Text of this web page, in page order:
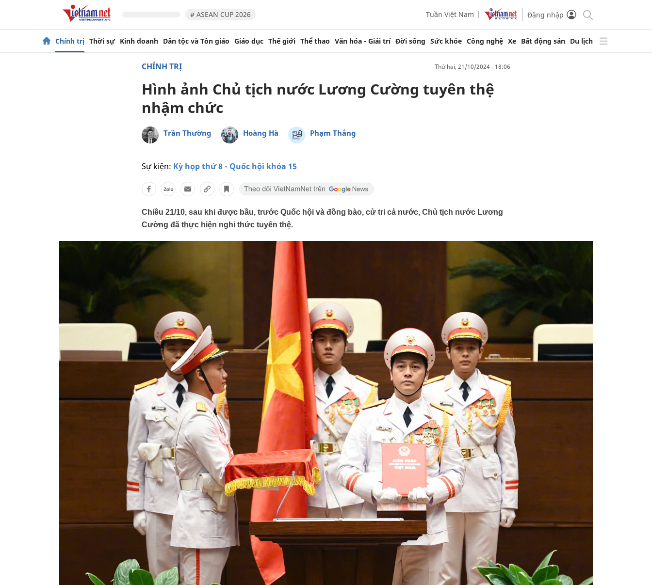
# ASEAN CUP 2026 Tuần Việt Nam Đăng nhập
Chính trị Thời sự Kinh doanh Dân tộc và Tôn giáo Giáo dục Thế giới Thể thao Văn hóa - Giải trí Đời sống Sức khỏe Công nghệ Xe Bất động sản Du lịch
CHÍNH TRỊ thứ hai, 21/10/2024 - 18:06
Hình ảnh Chủ tịch nước Lương Cường tuyên thệ
nhậm chức
Trần Thường Hoàng Hà Phạm Thắng
Sự kiện: Kỳ họp thứ 8 - Quốc hội khóa 15
Chiều 21/10, sau khi được bầu, trước Quốc hội và đồng bào, cử tri cả nước, Chủ tịch nước Lương
Cường đã thực hiện nghi thức tuyên thệ.